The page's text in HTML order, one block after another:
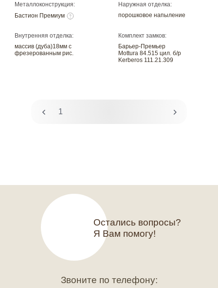
Металлоконструкция:
Бастион Премиум
Наружная отделка:
порошковое напыление
Внутренняя отделка:
массив (дуба)18мм с
фрезерованным рис.
Комплект замков:
Барьер-Премьер
Mottura 84.515 цил. б/р
Kerberos 111.21.309
1 2
Остались вопросы?
Я Вам помогу!
Звоните по телефону: